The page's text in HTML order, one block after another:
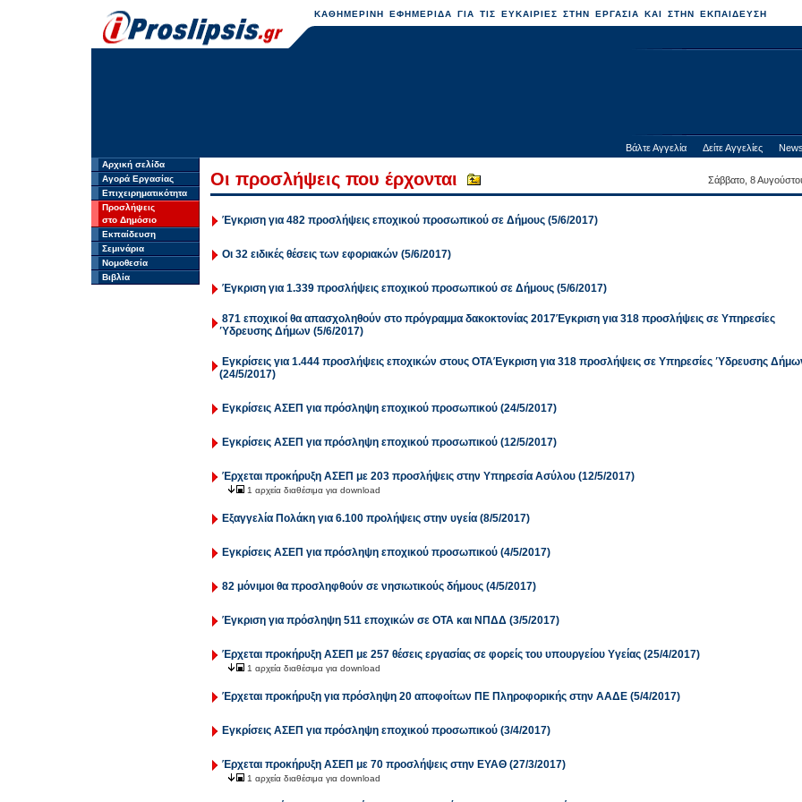
ΚΑΘΗΜΕΡΙΝΗ ΕΦΗΜΕΡΙΔΑ ΓΙΑ ΤΙΣ ΕΥΚΑΙΡΙΕΣ ΣΤΗΝ ΕΡΓΑΣΙΑ ΚΑΙ ΣΤΗΝ ΕΚΠΑΙΔΕΥΣΗ
Βάλτε Αγγελία Δείτε Αγγελίες
Αρχική σελίδα
Αγορά Εργασίας
Επιχειρηματικότητα
Προσλήψεις
στο Δημόσιο
Εκπαίδευση
Σεμινάρια
Νομοθεσία
Βιβλία
Οι προσλήψεις που έρχονται Σάββατο, 8
Έγκριση για 482 προσλήψεις εποχικού προσωπικού σε Δήμους (5/6/2017)
Οι 32 ειδικές θέσεις των εφοριακών (5/6/2017)
Έγκριση για 1.339 προσλήψεις εποχικού προσωπικού σε Δήμους (5/6/2017)
871 εποχικοί θα απασχοληθούν στο πρόγραμμα δακοκτονίας 2017Έγκριση για 318 προσλήψεις σε Υπηρεσίες
Ύδρευσης Δήμων (5/6/2017)
Εγκρίσεις για 1.444 προσλήψεις εποχικών στους ΟΤΑΈγκριση για 318 προσλήψεις σε Υπηρεσίες Ύδρευσης
(24/5/2017)
Εγκρίσεις ΑΣΕΠ για πρόσληψη εποχικού προσωπικού (24/5/2017)
Εγκρίσεις ΑΣΕΠ για πρόσληψη εποχικού προσωπικού (12/5/2017)
Έρχεται προκήρυξη ΑΣΕΠ με 203 προσλήψεις στην Υπηρεσία Ασύλου (12/5/2017)
1 αρχεία διαθέσιμα για download
Εξαγγελία Πολάκη για 6.100 προλήψεις στην υγεία (8/5/2017)
Εγκρίσεις ΑΣΕΠ για πρόσληψη εποχικού προσωπικού (4/5/2017)
82 μόνιμοι θα προσληφθούν σε νησιωτικούς δήμους (4/5/2017)
Έγκριση για πρόσληψη 511 εποχικών σε ΟΤΑ και ΝΠΔΔ (3/5/2017)
Έρχεται προκήρυξη ΑΣΕΠ με 257 θέσεις εργασίας σε φορείς του υπουργείου Υγείας (25/4/2017)
1 αρχεία διαθέσιμα για download
Έρχεται προκήρυξη για πρόσληψη 20 αποφοίτων ΠΕ Πληροφορικής στην ΑΑΔΕ (5/4/2017)
Εγκρίσεις ΑΣΕΠ για πρόσληψη εποχικού προσωπικού (3/4/2017)
Έρχεται προκήρυξη ΑΣΕΠ με 70 προσλήψεις στην ΕΥΑΘ (27/3/2017)
1 αρχεία διαθέσιμα για download